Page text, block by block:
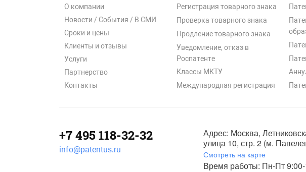
О компании
Новости / События / В СМИ
Сроки и цены
Клиенты и отзывы
Услуги
Партнерство
Контакты
Регистрация товарного знака
Проверка товарного знака
Продление товарного знака
Уведомление, отказ в
Роспатенте
Классы МКТУ
Международная регистрация
+7 495 118-32-32
info@patentus.ru
Адрес: Москва,
улица 10, стр. 2 (м.
Смотреть на карте
Время работы: Пн-Пт